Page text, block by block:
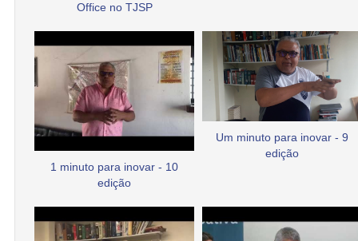
Office no TJSP
1 minuto para inovar - 10
edição
Um minuto para inovar - 9
edição